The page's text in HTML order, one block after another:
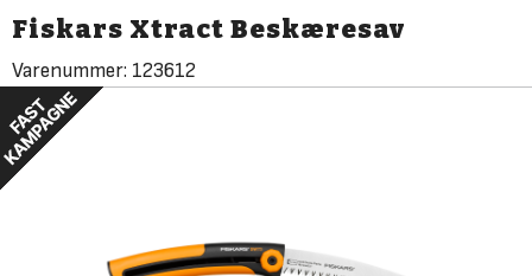
Fiskars Xtract Beskæresav
Varenummer: 123612